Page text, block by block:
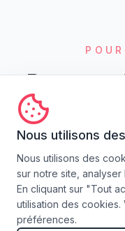
Nous utilisons
Nous utilisons des
sur notre site,
En cliquant sur "Tout
utilisation des
préférences.